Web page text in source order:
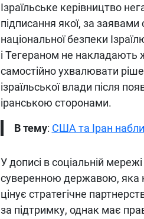
Ізраїльське керівництво
підписання якої, за
національної безпеки
і Тегераном не накладають
самостійно ухвалювати
ізраїльської влади після
іранською сторонами.
В тему: США та Іран
У дописі в соціальній
суверенною державою, яка
цінує стратегічне
за підтримку, однак має